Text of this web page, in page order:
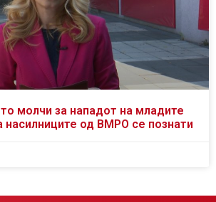
молчи за нападот на младите
насилниците од ВМРО се познати